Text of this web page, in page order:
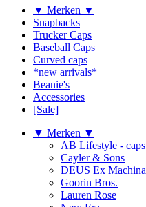
▼ Merken ▼
Snapbacks
Trucker Caps
Baseball Caps
Curved caps
*new arrivals*
Beanie's
Accessories
[Sale]
▼ Merken ▼
AB Lifestyle - caps
Cayler & Sons
DEUS Ex Machina
Goorin Bros.
Lauren Rose